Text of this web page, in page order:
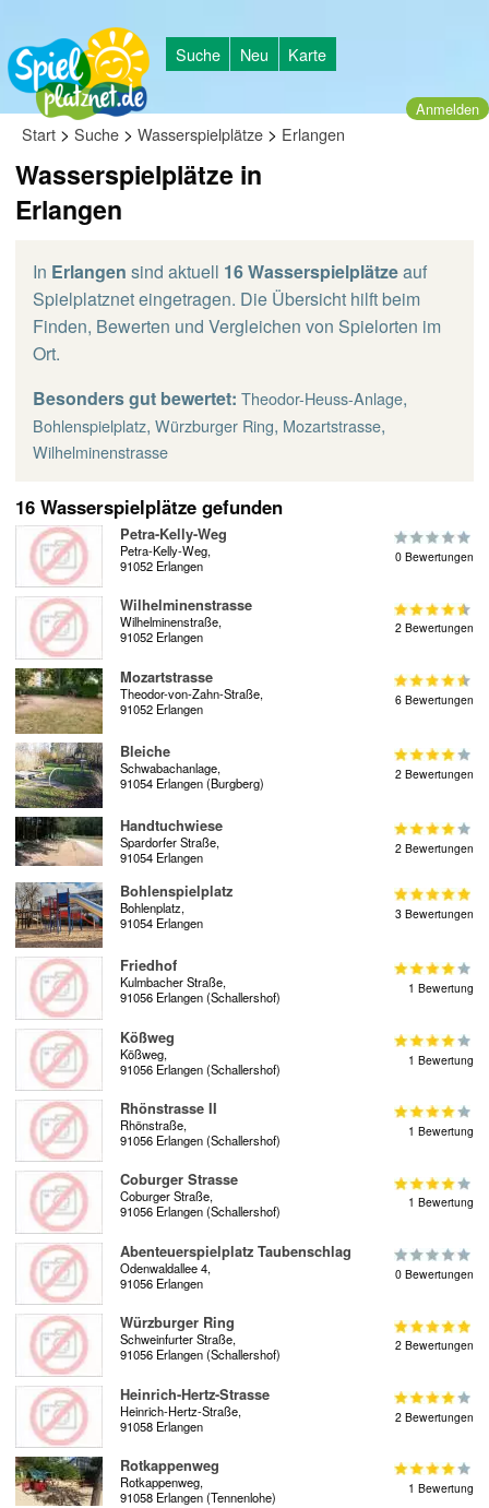
Suche Neu Karte
Anmelden
Start > Suche > Wasserspielplätze > Erlangen
Wasserspielplätze in
Erlangen
In Erlangen sind aktuell 16 Wasserspielplätzeauf
Spielplatznet eingetragen. Die Übersicht hilft beim
Finden, Bewerten und Vergleichen von Spielorten im
Ort.
Besonders gut bewertet: Theodor-Heuss-Anlage,
Bohlenspielplatz, Würzburger Ring, Mozartstrasse,
Wilhelminenstrasse
16 Wasserspielplätze gefunden
Petra-Kelly-Weg
Petra-Kelly-Weg,
91052 Erlangen
0 Bewertungen
Wilhelminenstrasse
Wilhelminenstraße,
91052 Erlangen
2 Bewertungen
Mozartstrasse
Theodor-von-Zahn-Straße,
91052 Erlangen
6 Bewertungen
Bleiche
Schwabachanlage,
91054 Erlangen (Burgberg)
2 Bewertungen
Handtuchwiese
Spardorfer Straße,
91054 Erlangen
2 Bewertungen
Bohlenspielplatz
Bohlenplatz,
91054 Erlangen
3 Bewertungen
Friedhof
Kulmbacher Straße,
91056 Erlangen (Schallershof)
1 Bewertung
Kößweg
Kößweg,
91056 Erlangen (Schallershof)
1 Bewertung
Rhönstrasse II
Rhönstraße,
91056 Erlangen (Schallershof)
1 Bewertung
Coburger Strasse
Coburger Straße,
91056 Erlangen (Schallershof)
1 Bewertung
Abenteuerspielplatz Taubenschlag
Odenwaldallee 4,
91056 Erlangen
0 Bewertungen
Würzburger Ring
Schweinfurter Straße,
91056 Erlangen (Schallershof)
2 Bewertungen
Heinrich-Hertz-Strasse
Heinrich-Hertz-Straße,
91058 Erlangen
2 Bewertungen
Rotkappenweg
Rotkappenweg,
91058 Erlangen (Tennenlohe)
1 Bewertung